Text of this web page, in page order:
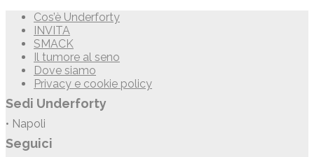
Cos’è Underforty
INVITA
SMACK
Il tumore al seno
Dove siamo
Privacy e cookie policy
Sedi Underforty
• Napoli
Seguici